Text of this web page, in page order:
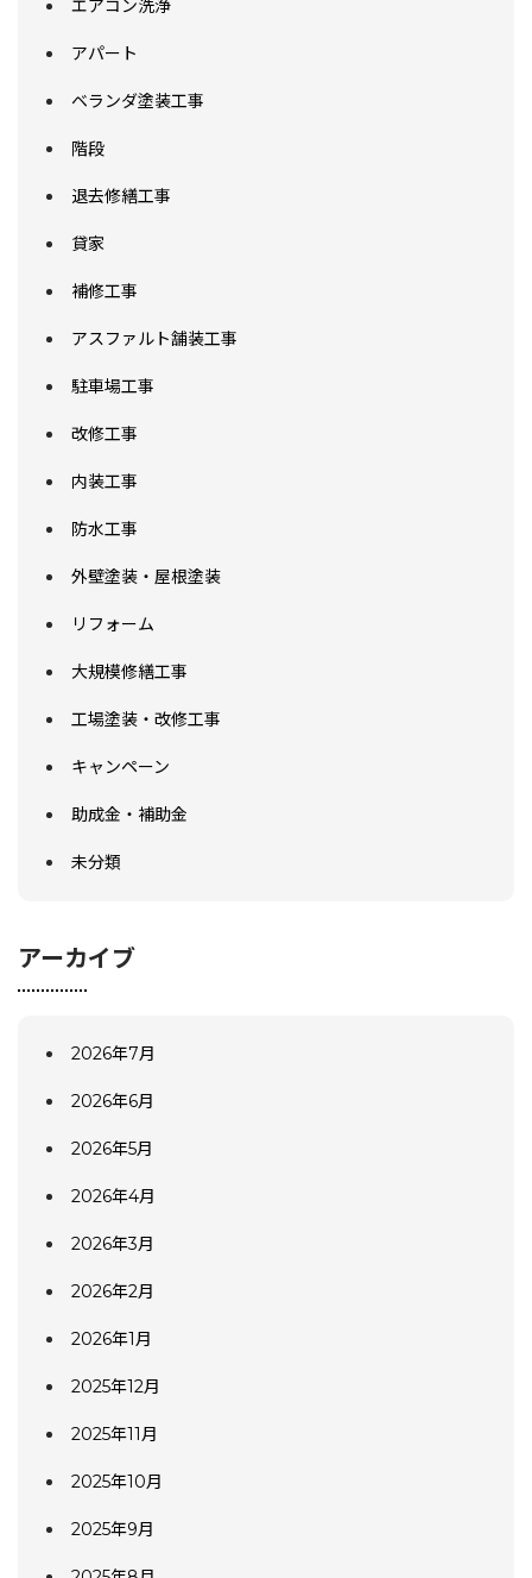
エアコン洗浄
アパート
ベランダ塗装工事
階段
退去修繕工事
貸家
補修工事
アスファルト舗装工事
駐車場工事
改修工事
内装工事
防水工事
外壁塗装・屋根塗装
リフォーム
大規模修繕工事
工場塗装・改修工事
キャンペーン
助成金・補助金
未分類
アーカイブ
2026年7月
2026年6月
2026年5月
2026年4月
2026年3月
2026年2月
2026年1月
2025年12月
2025年11月
2025年10月
2025年9月